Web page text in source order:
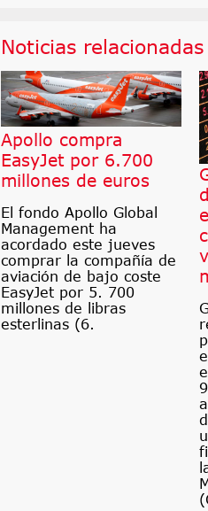
Noticias relacionadas
Apollo compra
EasyJet por 6.700
millones de euros
El fondo Apollo Global
Management ha
acordado este jueves
comprar la compañía de
aviación de bajo coste
EasyJet por 5. 700
millones de libras
esterlinas (6.